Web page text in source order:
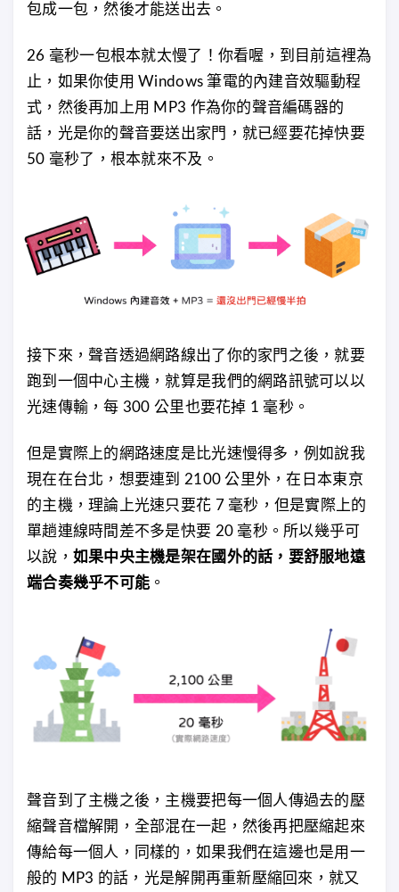
包成一包，然後才能送出去。
26 毫秒一包根本就太慢了！你看喔，到目前這裡為
止，如果你使用 Windows 筆電的內建音效驅動程
式，然後再加上用 MP3 作為你的聲音編碼器的
話，光是你的聲音要送出家門，就已經要花掉快要
50 毫秒了，根本就來不及。
接下來，聲音透過網路線出了你的家門之後，就要
跑到一個中心主機，就算是我們的網路訊號可以以
光速傳輸，每 300 公里也要花掉 1 毫秒。
但是實際上的網路速度是比光速慢得多，例如說我
現在在台北，想要連到 2100 公里外，在日本東京
的主機，理論上光速只要花 7 毫秒，但是實際上的
單趟連線時間差不多是快要 20 毫秒。所以幾乎可
以說， 如果中央主機是架在國外的話，要舒服地遠
端合奏幾乎不可能 。
聲音到了主機之後，主機要把每一個人傳過去的壓
縮聲音檔解開，全部混在一起，然後再把壓縮起來
傳給每一個人，同樣的，如果我們在這邊也是用一
般的 MP3 的話，光是解開再重新壓縮回來，就又